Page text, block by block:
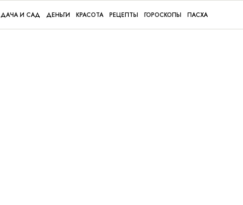
ДАЧА И САД ДЕНЬГИ КРАСОТА РЕЦЕПТЫ ГОРОСКОПЫ ПАСХА